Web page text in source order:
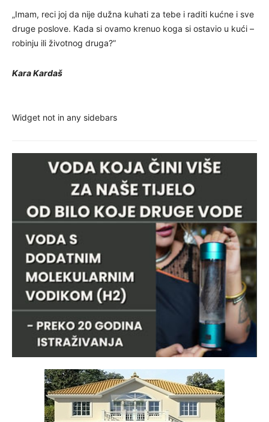
„Imam, reci joj da nije dužna kuhati za tebe i raditi kućne i sve
druge poslove. Kada si ovamo krenuo koga si ostavio u kući –
robinju ili životnog druga?”
Kara Kardaš
Widget not in any sidebars